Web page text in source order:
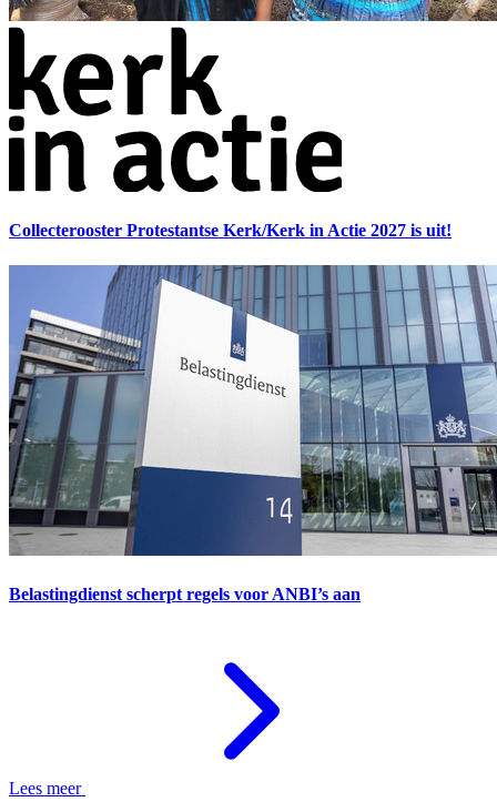
Collecterooster Protestantse Kerk/Kerk in Actie 2027 is uit!
Belastingdienst scherpt regels voor ANBI’s aan
Lees meer